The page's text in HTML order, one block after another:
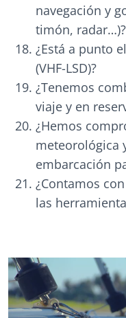
navegación y
timón, radar…)?
¿Está a punto
(VHF-LSD)?
¿Tenemos
viaje y en
¿Hemos
meteorológica
embarcación
¿Contamos
las